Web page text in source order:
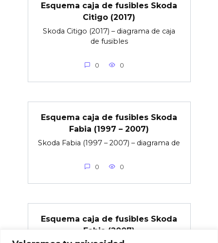
Esquema caja de fusibles Skoda
Citigo (2017)
Skoda Citigo (2017) – diagrama de caja
de fusibles
0 0
Esquema caja de fusibles Skoda
Fabia (1997 – 2007)
Skoda Fabia (1997 – 2007) – diagrama de
0 0
Esquema caja de fusibles Skoda
Fabia (2007)